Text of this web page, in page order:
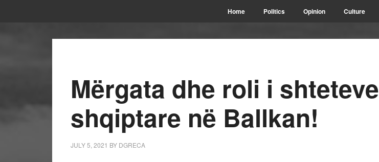
Home Politics Opinion Culture
Mërgata dhe roli i shteteve
shqiptare në Ballkan!
JULY 5, 2021 BY DGRECA